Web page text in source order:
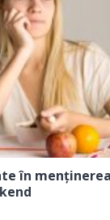
în